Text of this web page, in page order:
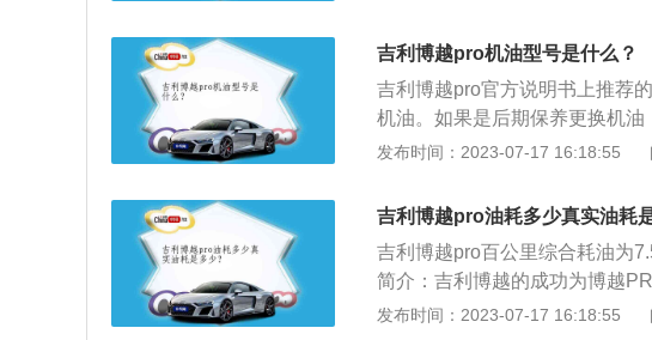
通过积水路面时应以车辆进气
于水位，将会把水吸入发动机
动机的机械结构（连杆、活塞
能超过发动机进气口的高度。也
就是最大涉水深度的提升。如必
动，导致发动机进水后造成严重
好入水点。观察其他车辆的通行
积水路面可观察警戒水位标尺
过发动机进气口，就不要贸然入
吉利博越pro机油型号是什么？
吉利博越pro官方说明书上推荐
机油。如果是后期保养更换机
牌。机油的粘度会随着温度的变
C的低温，这个数字越小，就代
畅，后面的数字代表机油在
度指标，也可以理解为在高温状
方法如下：等待发动机温度降
松油滴螺丝，用油盆接住油滴内
发布时间：2023-07-17 16:18:55
吉利博越pro油耗多少真实油耗
吉利博越pro百公里综合耗油为
简介：吉利博越的成功为博越
D、1.5TD两款涡轮增压发动机
发布时间：2023-07-17 16:18:55